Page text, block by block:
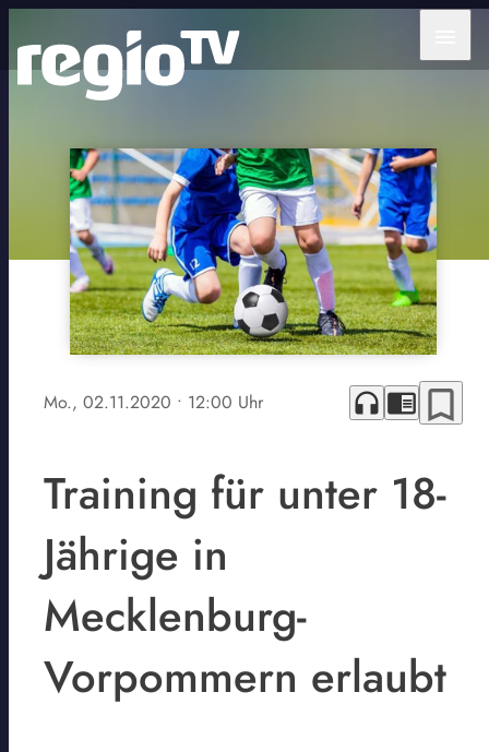
Mo., 02.11.2020 • 12:00 Uhr headphones chrome_reader_mode bookmark_border
Training für unter 18-
Jährige in
Mecklenburg-
Vorpommern erlaubt